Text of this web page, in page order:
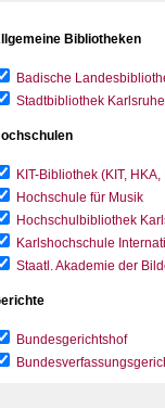
Bibliotheken
Badische
Stadtbibliothek Karlsruhe
KIT-Bibliothek (KIT,
Hochschule für Musik
Hochschulbibliothek
Karlshochschule
Staatl. Akademie der
Bundesgerichtshof